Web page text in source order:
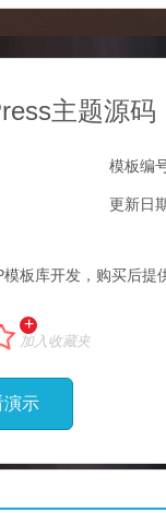
主题源码
模板编
更新日
模板库开发，购买后提
+
加入收藏夹
演示